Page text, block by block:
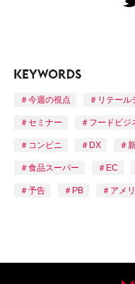
今週の視点 リテール
セミナー フードビジ
コンビニ DX
食品スーパー EC
予告 PB アメ